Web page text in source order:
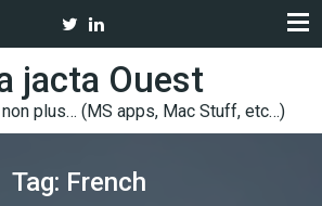
jacta Ouest
plus… (MS apps, Mac Stuff, etc…)
Tag: French